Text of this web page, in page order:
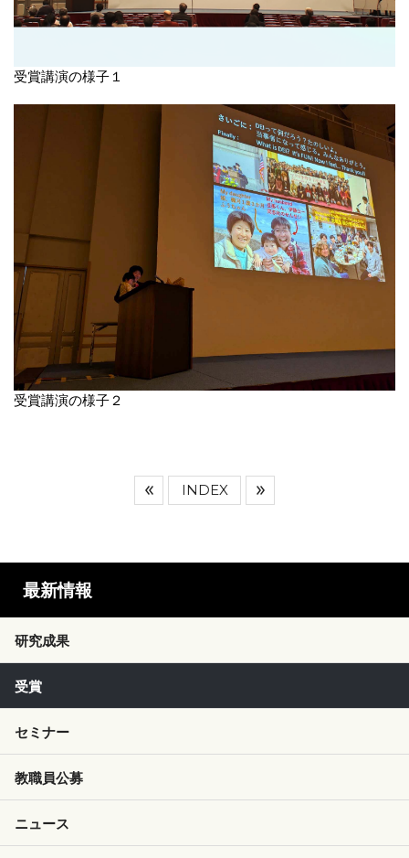
受賞講演の様子１
受賞講演の様子２
INDEX
最新情報
研究成果
受賞
セミナー
教職員公募
ニュース